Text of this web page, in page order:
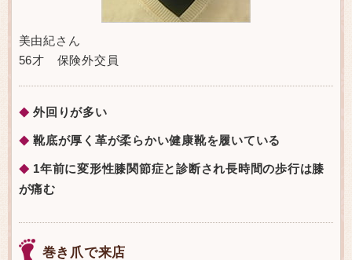
美由紀さん
56才 保険外交員
◆ 外回りが多い
◆ 靴底が厚く革が柔らかい健康靴を履いている
◆ 1年前に変形性膝関節症と診断され長時間の歩行は膝
が痛む
巻き爪で来店